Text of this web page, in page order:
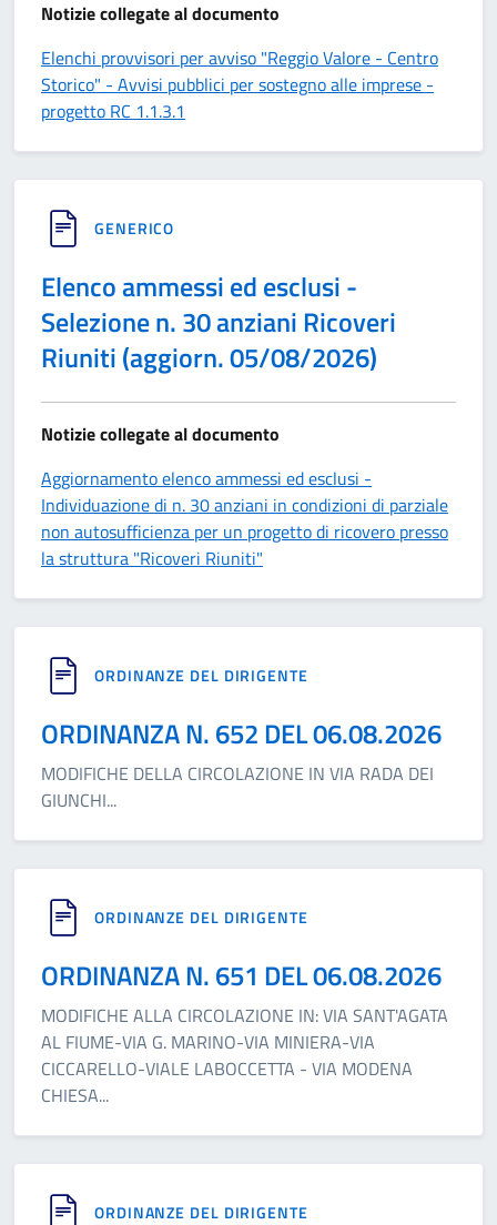
Notizie collegate al documento
Elenchi provvisori per avviso "Reggio Valore - Centro
Storico" - Avvisi pubblici per sostegno alle imprese -
progetto RC 1.1.3.1
GENERICO
Elenco ammessi ed esclusi -
Selezione n. 30 anziani Ricoveri
Riuniti (aggiorn. 05/08/2026)
Notizie collegate al documento
Aggiornamento elenco ammessi ed esclusi -
Individuazione di n. 30 anziani in condizioni di parziale
non autosufficienza per un progetto di ricovero presso
la struttura "Ricoveri Riuniti"
ORDINANZE DEL DIRIGENTE
ORDINANZA N. 652 DEL 06.08.2026
MODIFICHE DELLA CIRCOLAZIONE IN VIA RADA DEI
GIUNCHI...
ORDINANZE DEL DIRIGENTE
ORDINANZA N. 651 DEL 06.08.2026
MODIFICHE ALLA CIRCOLAZIONE IN: VIA SANT'AGATA
AL FIUME-VIA G. MARINO-VIA MINIERA-VIA
CICCARELLO-VIALE LABOCCETTA - VIA MODENA
CHIESA...
ORDINANZE DEL DIRIGENTE